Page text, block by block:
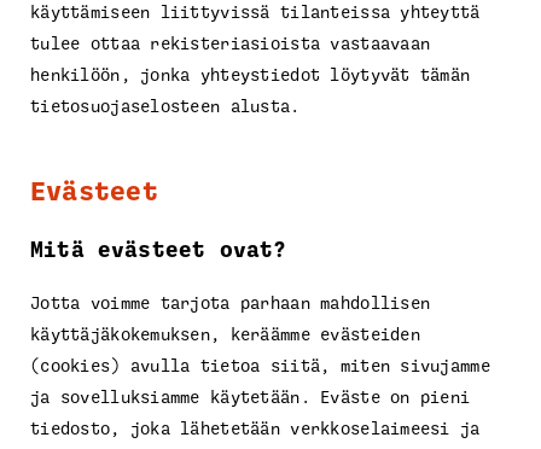
käyttämiseen liittyvissä tilanteissa yhteyttä
tulee ottaa rekisteriasioista vastaavaan
henkilöön, jonka yhteystiedot löytyvät tämän
tietosuojaselosteen alusta.
Evästeet
Mitä evästeet ovat?
Jotta voimme tarjota parhaan mahdollisen
käyttäjäkokemuksen, keräämme evästeiden
(cookies) avulla tietoa siitä, miten sivujamme
ja sovelluksiamme käytetään. Eväste on pieni
tiedosto, joka lähetetään verkkoselaimeesi ja